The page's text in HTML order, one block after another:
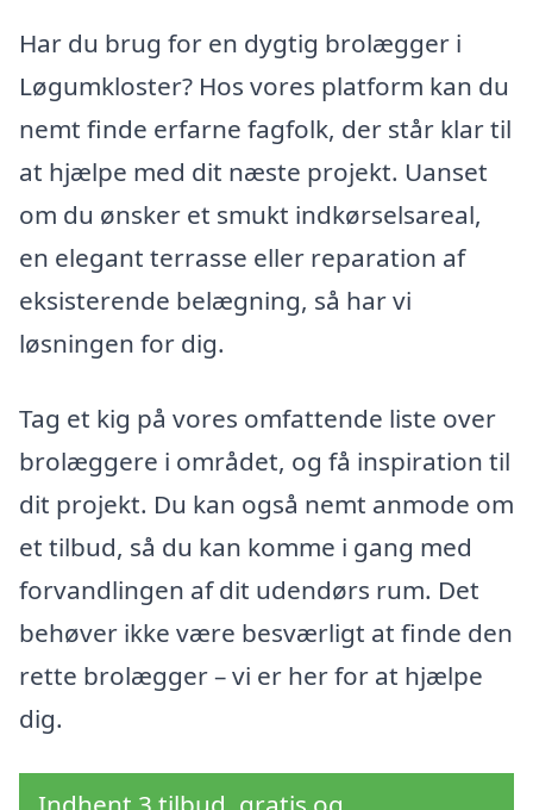
Har du brug for en dygtig brolægger i
Løgumkloster? Hos vores platform kan du
nemt finde erfarne fagfolk, der står klar til
at hjælpe med dit næste projekt. Uanset
om du ønsker et smukt indkørselsareal,
en elegant terrasse eller reparation af
eksisterende belægning, så har vi
løsningen for dig.
Tag et kig på vores omfattende liste over
brolæggere i området, og få inspiration til
dit projekt. Du kan også nemt anmode om
et tilbud, så du kan komme i gang med
forvandlingen af dit udendørs rum. Det
behøver ikke være besværligt at finde den
rette brolægger – vi er her for at hjælpe
dig.